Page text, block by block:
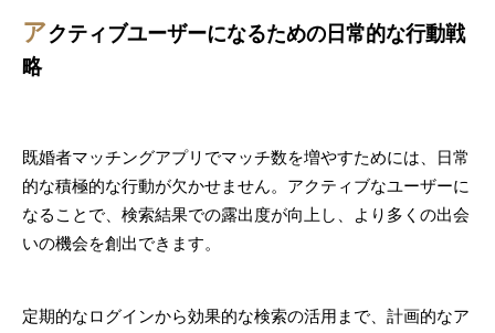
アクティブユーザーになるための日常的な行動戦
略
既婚者マッチングアプリでマッチ数を増やすためには、日常
的な積極的な行動が欠かせません。アクティブなユーザーに
なることで、検索結果での露出度が向上し、より多くの出会
いの機会を創出できます。
定期的なログインから効果的な検索の活用まで、計画的なア